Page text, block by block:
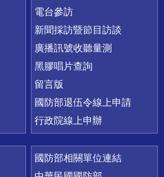
電台參訪
新聞採訪暨節目訪談
廣播訊號收聽量測
黑膠唱片查詢
留言版
國防部退伍令線上申請
行政院線上申辦
國防部相關單位連結